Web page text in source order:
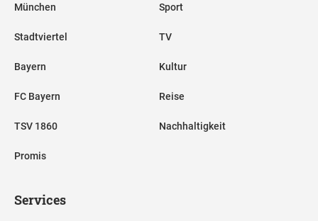
München
Stadtviertel
Bayern
FC Bayern
TSV 1860
Promis
Sport
TV
Kultur
Reise
Nachhaltigkeit
Services